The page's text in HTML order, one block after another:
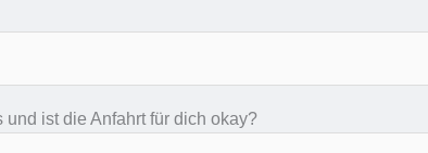
ist die Anfahrt für dich okay?